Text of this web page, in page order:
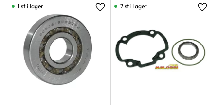
Lägg till i favoriter
1 st i lager 7 st i lager